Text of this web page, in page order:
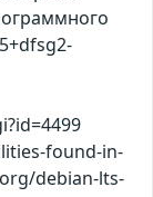
found-in-
debian-lts-